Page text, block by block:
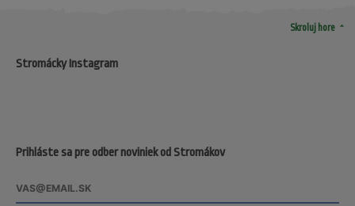
Skroluj hore arrow_drop_up
Prihláste sa pre odber noviniek od Stromákov
Stromácky Instagram